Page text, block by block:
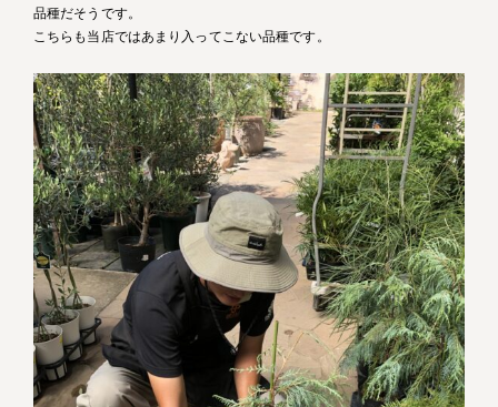
品種だそうです。
こちらも当店ではあまり入ってこない品種です。